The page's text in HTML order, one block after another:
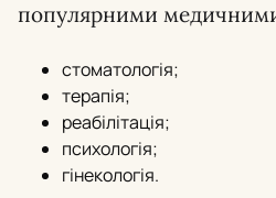
популярними медичними
стоматологія;
терапія;
реабілітація;
психологія;
гінекологія.